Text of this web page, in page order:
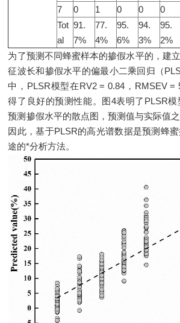
7
0 1 0 0 0
Tot
al
91.
7%
77.
4%
95.
6%
94.
3%
95.
2%
为了预测不同蜂蜜样本的掺假水平的，建
征波长和掺假水平的偏最小二乘回归（
中，PLSR模型在RV2 = 0.84，RMSEV =
得了良好的预测性能。图4表明了PLSR
预测掺假水平的散点图，预测值与实际值
因此，基于PLSR的高光谱数据是预测蜂
途的*分析方法。